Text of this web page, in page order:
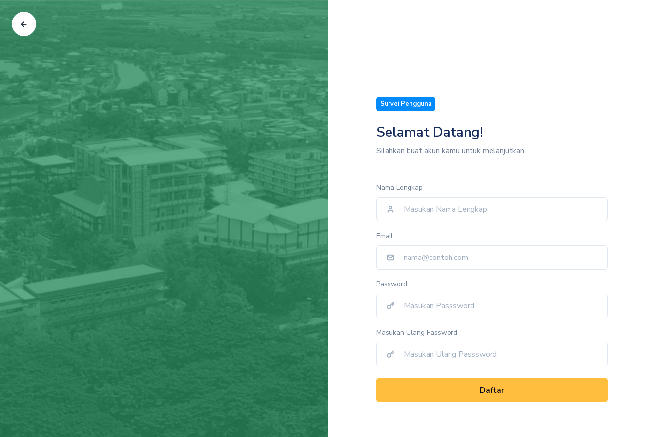
Survei Pengguna
Selamat Datang!
Silahkan buat akun kamu untuk melanjutkan.
Nama Lengkap
Email
Password
Masukan Ulang Password
Daftar